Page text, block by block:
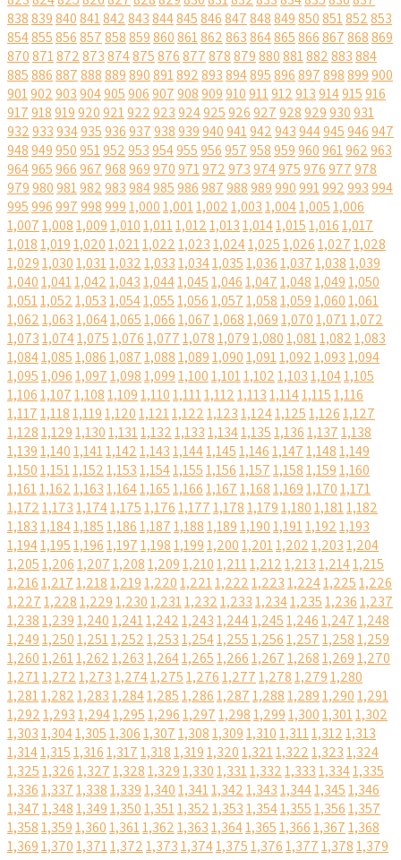
838839840841842843844845846847848849850851852853
854855856857858859860861862863864865866867868869
870871872873874875876877878879880881882883884
885886887888889890891892893894895896897898899900
901902903904905906907908909910911912913914915916
917918919920921922923924925926927928929930931
932933934935936937938939940941942943944945946947
948949950951952953954955956957958959960961962963
964965966967968969970971972973974975976977978
979980981982983984985986987988989990991992993994
9959969979989991,0001,0011,0021,0031,0041,0051,006
1,0071,0081,0091,0101,0111,0121,0131,0141,0151,0161,017
1,0181,0191,0201,0211,0221,0231,0241,0251,0261,0271,028
1,0291,0301,0311,0321,0331,0341,0351,0361,0371,0381,039
1,0401,0411,0421,0431,0441,0451,0461,0471,0481,0491,050
1,0511,0521,0531,0541,0551,0561,0571,0581,0591,0601,061
1,0621,0631,0641,0651,0661,0671,0681,0691,0701,0711,072
1,0731,0741,0751,0761,0771,0781,0791,0801,0811,0821,083
1,0841,0851,0861,0871,0881,0891,0901,0911,0921,0931,094
1,0951,0961,0971,0981,0991,1001,1011,1021,1031,1041,105
1,1061,1071,1081,1091,1101,1111,1121,1131,1141,1151,116
1,1171,1181,1191,1201,1211,1221,1231,1241,1251,1261,127
1,1281,1291,1301,1311,1321,1331,1341,1351,1361,1371,138
1,1391,1401,1411,1421,1431,1441,1451,1461,1471,1481,149
1,1501,1511,1521,1531,1541,1551,1561,1571,1581,1591,160
1,1611,1621,1631,1641,1651,1661,1671,1681,1691,1701,171
1,1721,1731,1741,1751,1761,1771,1781,1791,1801,1811,182
1,1831,1841,1851,1861,1871,1881,1891,1901,1911,1921,193
1,1941,1951,1961,1971,1981,1991,2001,2011,2021,2031,204
1,2051,2061,2071,2081,2091,2101,2111,2121,2131,2141,215
1,2161,2171,2181,2191,2201,2211,2221,2231,2241,2251,226
1,2271,2281,2291,2301,2311,2321,2331,2341,2351,2361,237
1,2381,2391,2401,2411,2421,2431,2441,2451,2461,2471,248
1,2491,2501,2511,2521,2531,2541,2551,2561,2571,2581,259
1,2601,2611,2621,2631,2641,2651,2661,2671,2681,2691,270
1,2711,2721,2731,2741,2751,2761,2771,2781,2791,280
1,2811,2821,2831,2841,2851,2861,2871,2881,2891,2901,291
1,2921,2931,2941,2951,2961,2971,2981,2991,3001,3011,302
1,3031,3041,3051,3061,3071,3081,3091,3101,3111,3121,313
1,3141,3151,3161,3171,3181,3191,3201,3211,3221,3231,324
1,3251,3261,3271,3281,3291,3301,3311,3321,3331,3341,335
1,3361,3371,3381,3391,3401,3411,3421,3431,3441,3451,346
1,3471,3481,3491,3501,3511,3521,3531,3541,3551,3561,357
1,3581,3591,3601,3611,3621,3631,3641,3651,3661,3671,368
1,3691,3701,3711,3721,3731,3741,3751,3761,3771,3781,379